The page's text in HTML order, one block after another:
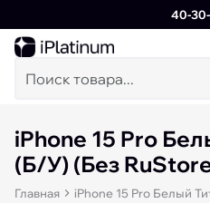
40-
iPhone 15 Pro
(Б/У) (Без
Главная iPhone 15 Pro Белый